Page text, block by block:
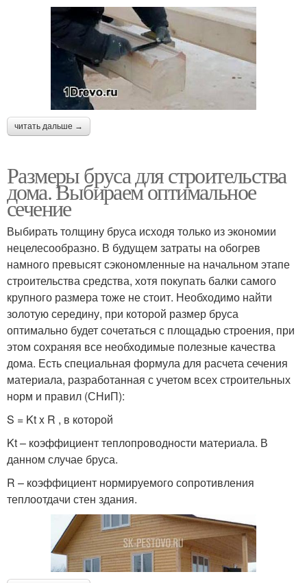
читать дальше →
Размеры бруса для строительства
дома. Выбираем оптимальное
сечение
Выбирать толщину бруса исходя только из экономии
нецелесообразно. В будущем затраты на обогрев
намного превысят сэкономленные на начальном этапе
строительства средства, хотя покупать балки самого
крупного размера тоже не стоит. Необходимо найти
золотую середину, при которой размер бруса
оптимально будет сочетаться с площадью строения, при
этом сохраняя все необходимые полезные качества
дома. Есть специальная формула для расчета сечения
материала, разработанная с учетом всех строительных
норм и правил (СНиП):
S = Kt x R , в которой
Kt – коэффициент теплопроводности материала. В
данном случае бруса.
R – коэффициент нормируемого сопротивления
теплоотдачи стен здания.